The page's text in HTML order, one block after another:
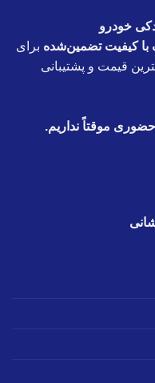
خودرو
با کیفیت تضمین‌شده برای
قیمت و پشتیبانی
موقتاً نداریم.